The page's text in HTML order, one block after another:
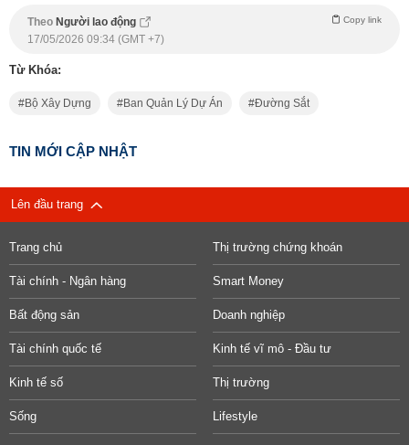
Theo Người lao động Copy link
17/05/2026 09:34 (GMT +7)
Từ Khóa:
Bộ Xây Dựng Ban Quản Lý Dự Án Đường Sắt
TIN MỚI CẬP NHẬT
Lên đầu trang
Trang chủ Thị trường chứng khoán
Tài chính - Ngân hàng Smart Money
Bất động sản Doanh nghiệp
Tài chính quốc tế Kinh tế vĩ mô - Đầu tư
Kinh tế số Thị trường
Sống Lifestyle